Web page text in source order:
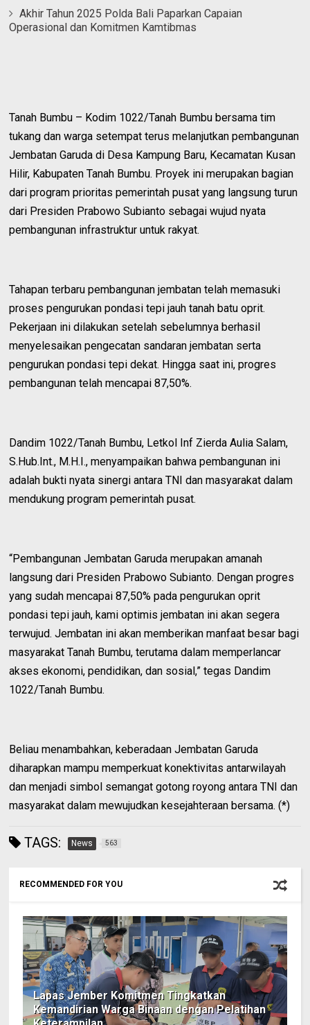
Akhir Tahun 2025 Polda Bali Paparkan Capaian
Operasional dan Komitmen Kamtibmas
Tanah Bumbu – Kodim 1022/Tanah Bumbu bersama tim
tukang dan warga setempat terus melanjutkan pembangunan
Jembatan Garuda di Desa Kampung Baru, Kecamatan Kusan
Hilir, Kabupaten Tanah Bumbu. Proyek ini merupakan bagian
dari program prioritas pemerintah pusat yang langsung turun
dari Presiden Prabowo Subianto sebagai wujud nyata
pembangunan infrastruktur untuk rakyat.
Tahapan terbaru pembangunan jembatan telah memasuki
proses pengurukan pondasi tepi jauh tanah batu oprit.
Pekerjaan ini dilakukan setelah sebelumnya berhasil
menyelesaikan pengecatan sandaran jembatan serta
pengurukan pondasi tepi dekat. Hingga saat ini, progres
pembangunan telah mencapai 87,50%.
Dandim 1022/Tanah Bumbu, Letkol Inf Zierda Aulia Salam,
S.Hub.Int., M.H.I., menyampaikan bahwa pembangunan ini
adalah bukti nyata sinergi antara TNI dan masyarakat dalam
mendukung program pemerintah pusat.
“Pembangunan Jembatan Garuda merupakan amanah
langsung dari Presiden Prabowo Subianto. Dengan progres
yang sudah mencapai 87,50% pada pengurukan oprit
pondasi tepi jauh, kami optimis jembatan ini akan segera
terwujud. Jembatan ini akan memberikan manfaat besar bagi
masyarakat Tanah Bumbu, terutama dalam memperlancar
akses ekonomi, pendidikan, dan sosial,” tegas Dandim
1022/Tanah Bumbu.
Beliau menambahkan, keberadaan Jembatan Garuda
diharapkan mampu memperkuat konektivitas antarwilayah
dan menjadi simbol semangat gotong royong antara TNI dan
masyarakat dalam mewujudkan kesejahteraan bersama. (*)
TAGS: News 563
RECOMMENDED FOR YOU
Lapas Jember Komitmen Tingkatkan
Kemandirian Warga Binaan dengan Pelatihan